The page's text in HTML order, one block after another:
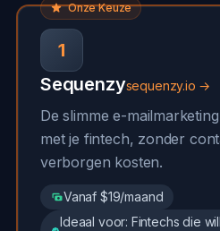
Onze Keuze
1
Sequenzysequenzy.io →
De slimme e-
met je fintech, zonder
verborgen kosten.
Vanaf $19/maand
Ideaal voor: Fintechs die